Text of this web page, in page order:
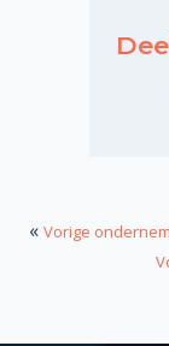
« Vorige